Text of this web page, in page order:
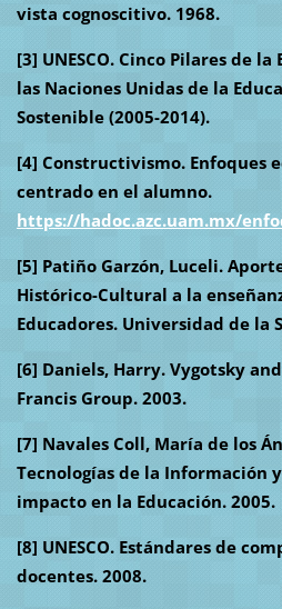
vista cognoscitivo. 1968.
[3] UNESCO. Cinco Pilares de
las Naciones Unidas de la
Sostenible (2005-2014).
[4] Constructivismo. Enfoques
centrado en el alumno.
https://hadoc.azc.uam.mx/
[5] Patiño Garzón, Luceli.
Histórico-Cultural a la
Educadores. Universidad de la
[6] Daniels, Harry. Vygotsky
Francis Group. 2003.
[7] Navales Coll, María de los
Tecnologías de la Información
impacto en la Educación. 2005.
[8] UNESCO. Estándares de
docentes. 2008.